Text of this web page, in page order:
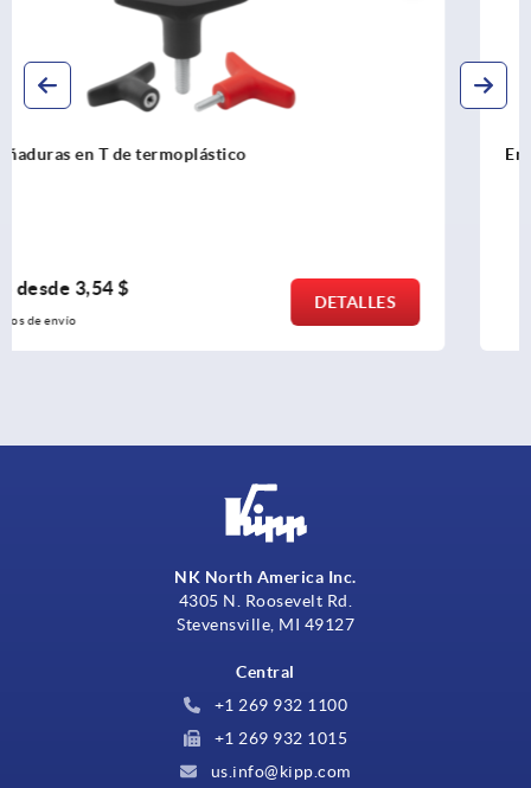
Empuñaduras en T antiestáticas
PVPS desde
más gastos de envío
DETALLES
NK North America Inc.
4305 N. Roosevelt Rd.
Stevensville, MI 49127
Central
+1 269 932 1100
+1 269 932 1015
us.info@kipp.com